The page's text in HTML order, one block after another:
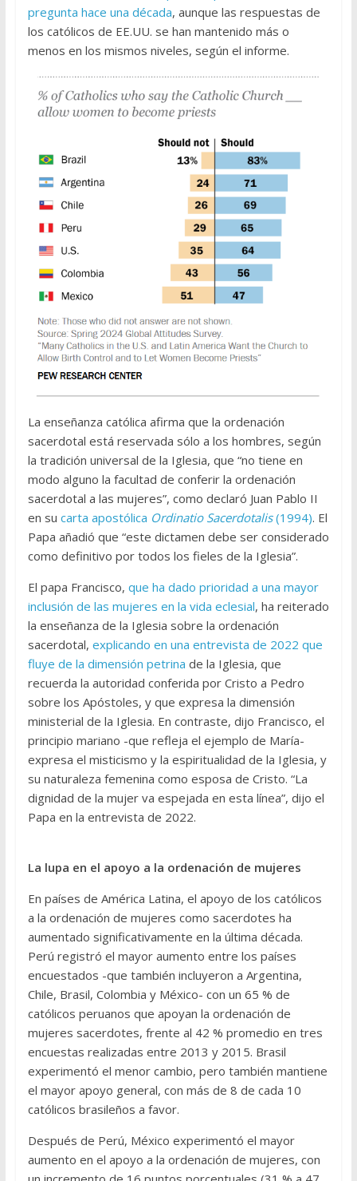
pregunta hace una década, aunque las respuestas de
los católicos de EE.UU. se han mantenido más o
menos en los mismos niveles, según el informe.
La enseñanza católica afirma que la ordenación
sacerdotal está reservada sólo a los hombres, según
la tradición universal de la Iglesia, que “no tiene en
modo alguno la facultad de conferir la ordenación
sacerdotal a las mujeres”, como declaró Juan Pablo II
en su carta apostólica Ordinatio Sacerdotalis(1994). El
Papa añadió que “este dictamen debe ser considerado
como definitivo por todos los fieles de la Iglesia”.
El papa Francisco, que ha dado prioridad a una mayor
inclusión de las mujeres en la vida eclesial, ha reiterado
la enseñanza de la Iglesia sobre la ordenación
sacerdotal, explicando en una entrevista de 2022 que
fluye de la dimensión petrina de la Iglesia, que
recuerda la autoridad conferida por Cristo a Pedro
sobre los Apóstoles, y que expresa la dimensión
ministerial de la Iglesia. En contraste, dijo Francisco, el
principio mariano -que refleja el ejemplo de María-
expresa el misticismo y la espiritualidad de la Iglesia, y
su naturaleza femenina como esposa de Cristo. “La
dignidad de la mujer va espejada en esta línea”, dijo el
Papa en la entrevista de 2022.
La lupa en el apoyo a la ordenación de mujeres
En países de América Latina, el apoyo de los católicos
a la ordenación de mujeres como sacerdotes ha
aumentado significativamente en la última década.
Perú registró el mayor aumento entre los países
encuestados -que también incluyeron a Argentina,
Chile, Brasil, Colombia y México- con un 65 % de
católicos peruanos que apoyan la ordenación de
mujeres sacerdotes, frente al 42 % promedio en tres
encuestas realizadas entre 2013 y 2015. Brasil
experimentó el menor cambio, pero también mantiene
el mayor apoyo general, con más de 8 de cada 10
católicos brasileños a favor.
Después de Perú, México experimentó el mayor
aumento en el apoyo a la ordenación de mujeres, con